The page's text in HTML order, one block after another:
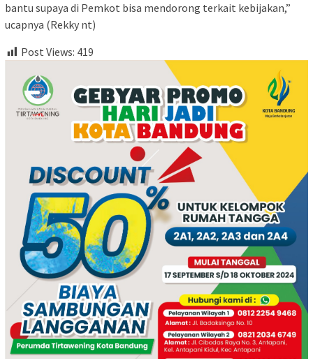
bantu supaya di Pemkot bisa mendorong terkait kebijakan,”
ucapnya (Rekky nt)
Post Views: 419